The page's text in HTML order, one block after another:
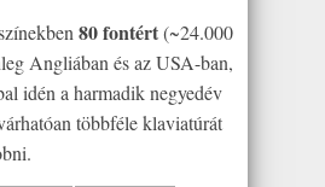
80 fontért(~24.000
Angliában és az USA-ban,
idén a harmadik negyedév
többféle klaviatúrát